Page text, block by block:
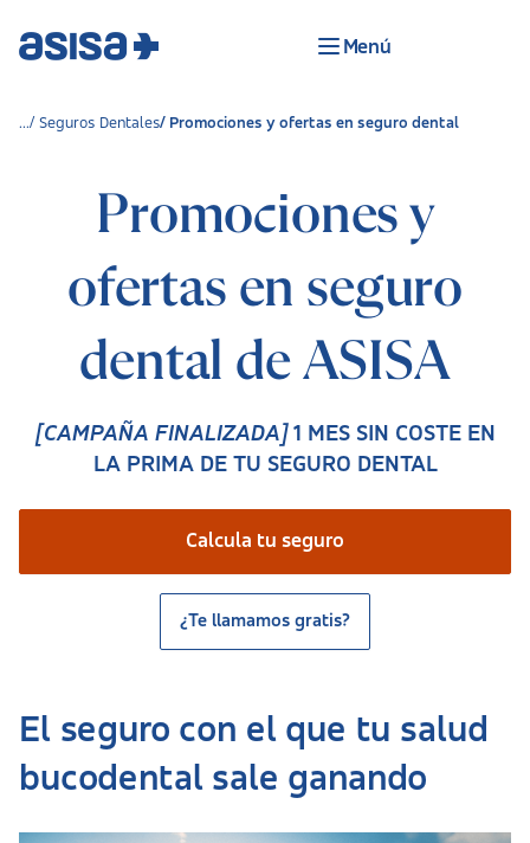
Menú
Seguros Dentales Promociones y ofertas en seguro dental
Promociones y
ofertas en seguro
dental de ASISA
[CAMPAÑA FINALIZADA]1 MES SIN COSTE EN
LA PRIMA DE TU SEGURO DENTAL
Calcula tu seguro
¿Te llamamos gratis?
El seguro con el que tu salud
bucodental sale ganando